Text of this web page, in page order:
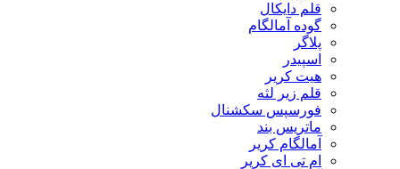
قلم دایکال
گوده آمالگام
پلاگر
اسپیدر
هیت کریر
قلم زیر لثه
فورسپس سکشنال
ماتریس بند
آمالگام کریر
ام تی ای کریر